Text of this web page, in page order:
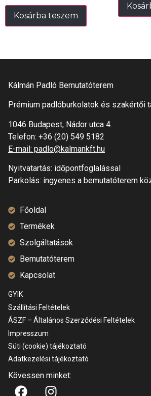
Kosárba teszem
Kálmán Padló Bemutatóterem
Prémium padlóburkolatok és szakértői
1046 Budapest, Nádor utca 4.
Telefon: +36 (20) 549 5182
E-mail: padlo@kalmankft.hu
Nyitvatartás: időpontfoglalással
Parkolás: ingyenes a bemutatóterem
Főoldal
Termékek
Szolgáltatások
Bemutatóterem
Kapcsolat
GYIK
Szállítási Feltételek
ÁSZF – Általános Szerződési Feltételek
Impresszum
Süti (cookie) tájékoztató
Adatkezelési tájékoztató
Kövessen minket: